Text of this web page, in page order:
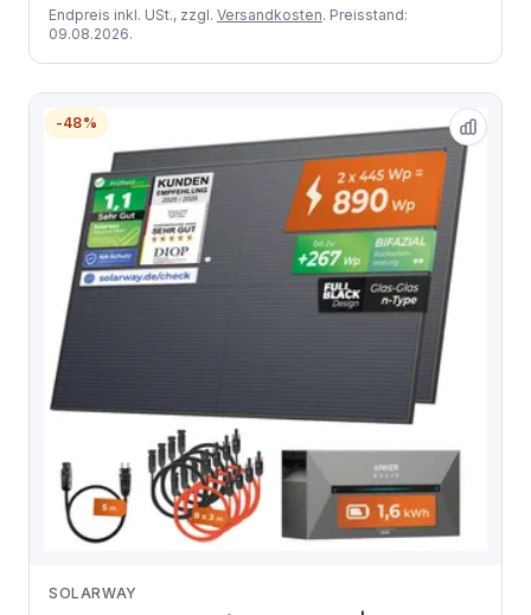
Endpreis inkl. USt., zzgl. Versandkosten. Preisstand:
09.08.2026.
-48%
SOLARWAY